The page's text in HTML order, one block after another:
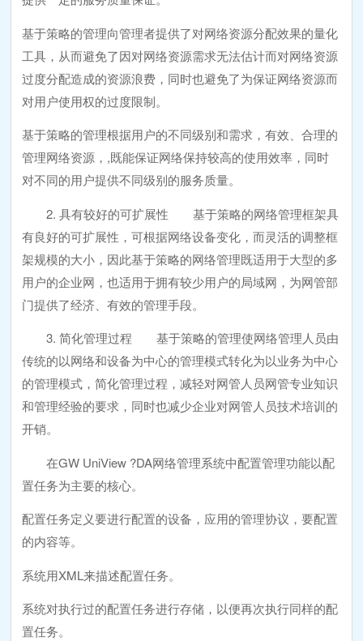
基于策略的管理向管理者提供了对网络资源分配效果的量化
工具，从而避免了因对网络资源需求无法估计而对网络资源
过度分配造成的资源浪费，同时也避免了为保证网络资源而
对用户使用权的过度限制。
基于策略的管理根据用户的不同级别和需求，有效、合理的
管理网络资源，,既能保证网络保持较高的使用效率，同时
对不同的用户提供不同级别的服务质量。
2. 具有较好的可扩展性 基于策略的网络管理框架具
有良好的可扩展性，可根据网络设备变化，而灵活的调整框
架规模的大小，因此基于策略的网络管理既适用于大型的多
用户的企业网，也适用于拥有较少用户的局域网，为网管部
门提供了经济、有效的管理手段。
3. 简化管理过程 基于策略的管理使网络管理人员由
传统的以网络和设备为中心的管理模式转化为以业务为中心
的管理模式，简化管理过程，减轻对网管人员网管专业知识
和管理经验的要求，同时也减少企业对网管人员技术培训的
开销。
在GW UniView ?DA网络管理系统中配置管理功能以配
置任务为主要的核心。
配置任务定义要进行配置的设备，应用的管理协议，要配置
的内容等。
系统用XML来描述配置任务。
系统对执行过的配置任务进行存储，以便再次执行同样的配
置任务。